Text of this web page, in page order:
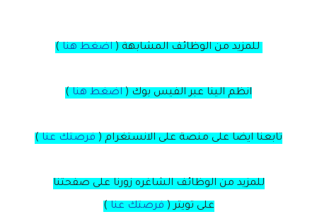
للمزيد من الوظائف المشابهة ( اضغط هنا )
انظم الينا عبر الفيس بوك ( اضغط هنا )
تابعنا ايضا على منصة على الانستغرام ( فرصتك عنا )
للمزيد من الوظائف الشاغره زورنا على صفحتنا
على تويتر( فرصتك عنا )